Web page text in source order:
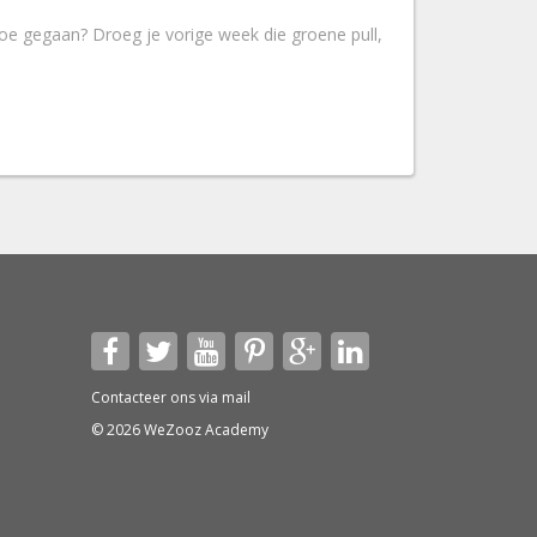
gegaan? Droeg je vorige week die groene pull,
van de imparfait uit en (3) het verschil met
Contacteer ons via mail
© 2026 WeZooz Academy